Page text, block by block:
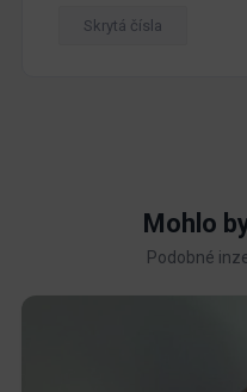
Skrytá čísla
Mohlo
Podobné